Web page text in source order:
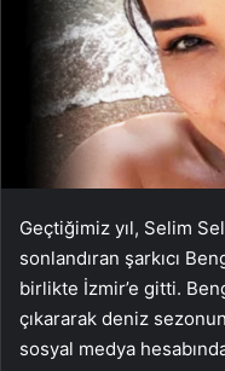
Geçtiğimiz yıl, Selim
sonlandıran şarkıcı
birlikte İzmir’e gitti.
çıkararak deniz
sosyal medya